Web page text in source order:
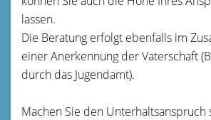
lassen.
Die Beratung erfolgt ebenfalls im
einer Anerkennung der Vaterschaft
durch das Jugendamt).
Machen Sie den Unterhaltsanspruch